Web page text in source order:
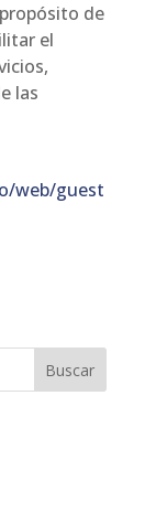
de
el
las
web/guest